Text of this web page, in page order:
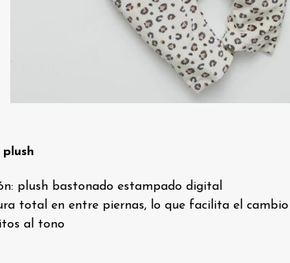
plush bastonado estampado digital
total en entre piernas, lo que facilita el cambio
al tono